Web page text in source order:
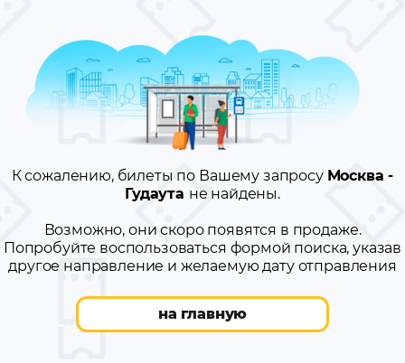
К сожалению, билеты по Вашему запросу Москва -
Гудаута не найдены.
Возможно, они скоро появятся в продаже.
Попробуйте воспользоваться формой поиска, указав
другое направление и желаемую дату отправления
на главную